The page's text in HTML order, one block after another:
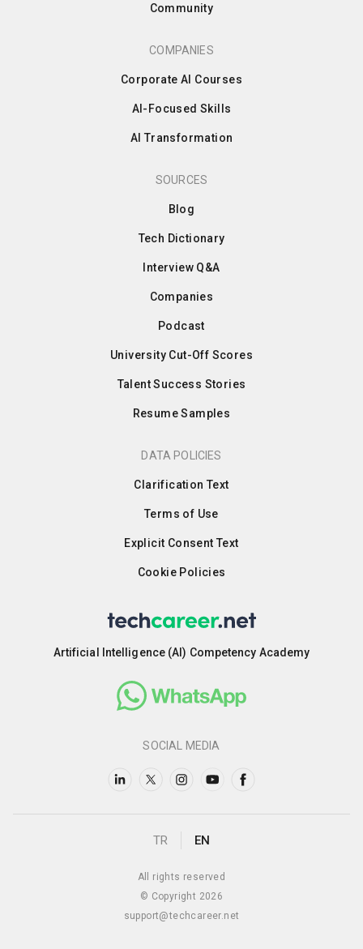
Community
COMPANIES
Corporate AI Courses
AI-Focused Skills
AI Transformation
SOURCES
Blog
Tech Dictionary
Interview Q&A
Companies
Podcast
University Cut-Off Scores
Talent Success Stories
Resume Samples
DATA POLICIES
Clarification Text
Terms of Use
Explicit Consent Text
Cookie Policies
Artificial Intelligence (AI) Competency Academy
SOCIAL MEDIA
TR EN
All rights reserved
© Copyright 2026
support@techcareer.net